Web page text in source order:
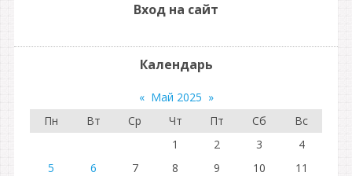
Вход на сайт
Календарь
« Май 2025 »
Пн
Вт Ср Чт Пт Сб
Вс
1
2 3
4
5
6 7 8 9 10
11